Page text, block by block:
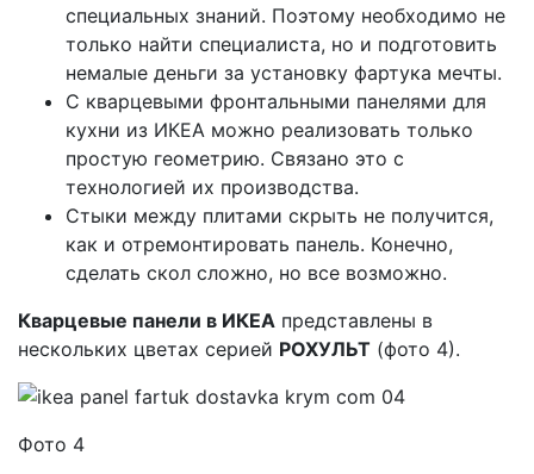
специальных знаний. Поэтому необходимо не
только найти специалиста, но и подготовить
немалые деньги за установку фартука мечты.
С кварцевыми фронтальными панелями для
кухни из ИКЕА можно реализовать только
простую геометрию. Связано это с
технологией их производства.
Стыки между плитами скрыть не получится,
как и отремонтировать панель. Конечно,
сделать скол сложно, но все возможно.
Кварцевые панели в ИКЕА представлены в
нескольких цветах серией РОХУЛЬТ (фото 4).
Фото 4